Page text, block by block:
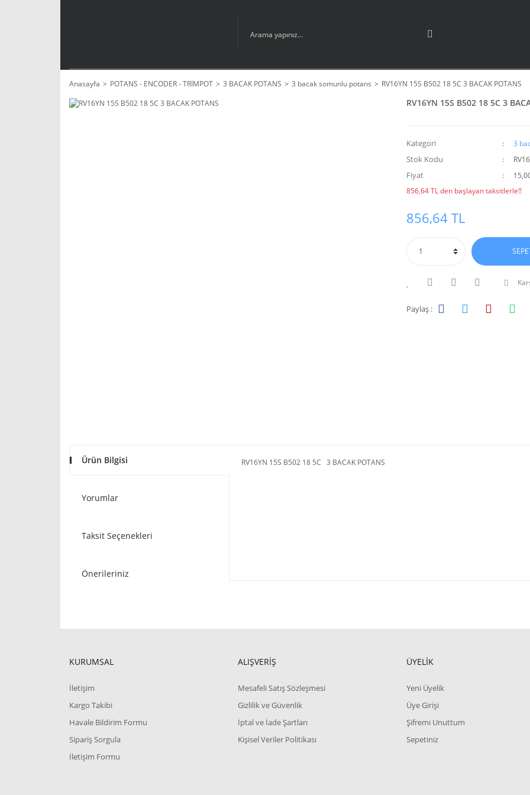
Anasayfa POTANS - ENCODER - TRİMPOT 3 BACAK POTANS 3 bacak somunlu potans RV16YN 15S B502 18 5C 3 BACAK POTANS
RV16YN 15S B502 18 5C 3
Kategori 3
Stok Kodu
Fiyat
856,64 TL den başlayan taksitlerle!!
856,64 TL
Paylaş :
Ürün Bilgisi
Yorumlar
Taksit Seçenekleri
Önerileriniz
RV16YN 15S B502 18 5C 3 BACAK POTANS
KURUMSAL
İletişim
Kargo Takibi
Havale Bildirim Formu
Sipariş Sorgula
İletişim Formu
ALIŞVERİŞ
Mesafeli Satış Sözleşmesi
Gizlilik ve Güvenlik
İptal ve İade Şartları
Kişisel Veriler Politikası
ÜYELİK
Yeni Üyelik
Üye Girişi
Şifremi Unuttum
Sepetiniz